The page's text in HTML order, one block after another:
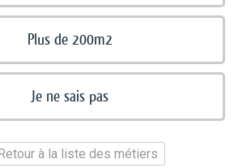
Plus de 200m2
Je ne sais pas
à la liste des métiers